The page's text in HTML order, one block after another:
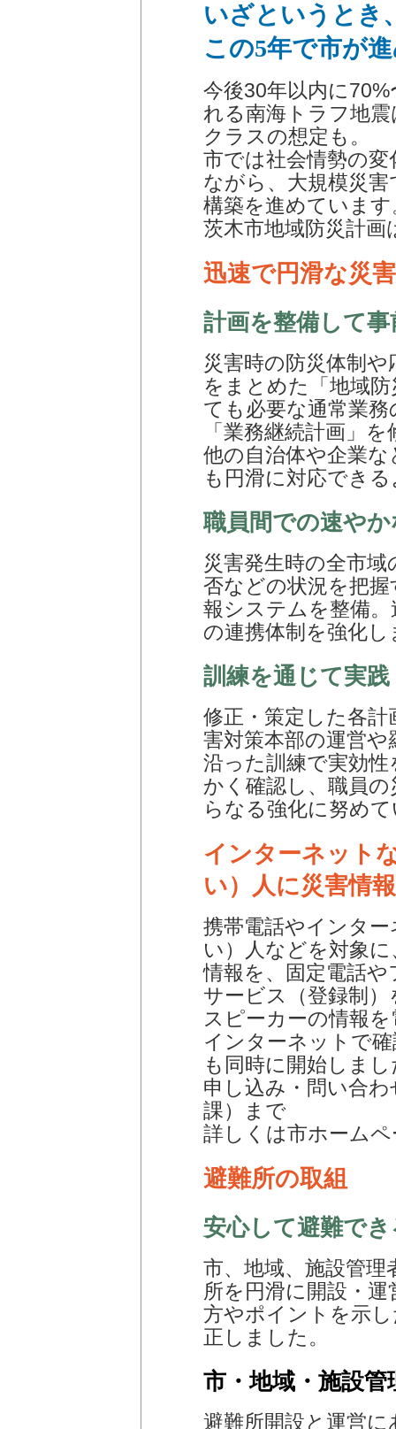
いざというとき
この5年で市が
今後30年以内に
れる南海トラフ地
クラスの想定も。
市では社会情勢の
ながら、大規模災
構築を進めています
茨木市地域防災計
迅速で円滑な災
計画を整備して
災害時の防災体制
をまとめた「地域
ても必要な通常業
「業務継続計画」
他の自治体や企業
も円滑に対応でき
職員間での速や
災害発生時の全市
否などの状況を把
報システムを整備
の連携体制を強化し
訓練を通じて実践
修正・策定した各
害対策本部の運営
沿った訓練で実効
かく確認し、職員
らなる強化に努め
インターネット
い）人に災害情
携帯電話やインタ
い）人などを対象
情報を、固定電話
サービス（登録制
スピーカーの情報
インターネットで
も同時に開始しまし
申し込み・問い合
課）まで
詳しくは市ホーム
避難所の取組
安心して避難で
市、地域、施設管
所を円滑に開設・
方やポイントを示
正しました。
市・地域・施設
避難所開設と運営